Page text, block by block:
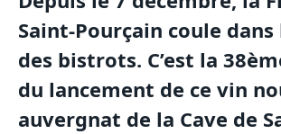
Saint-Pourçain coule
des bistrots. C’est la
du lancement de ce vin
auvergnat de la Cave de